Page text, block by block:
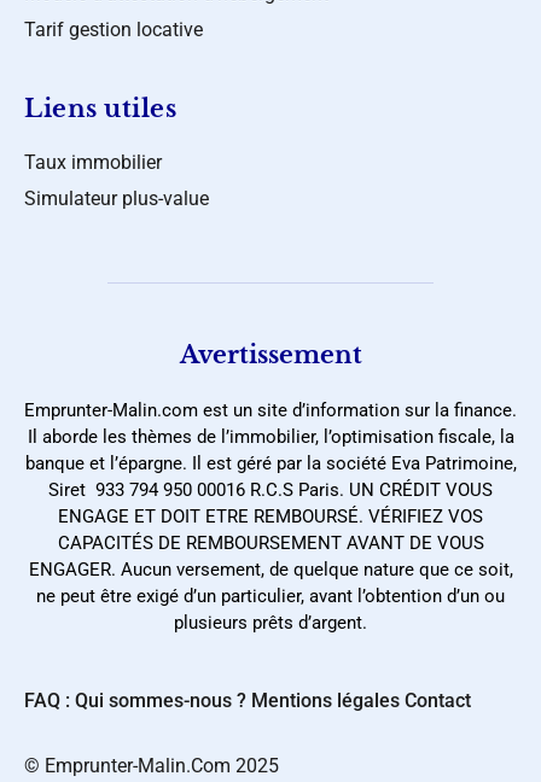
Tarif gestion locative
Liens utiles
Taux immobilier
Simulateur plus-value
Avertissement
Emprunter-Malin.com est un site d’information sur la finance.
Il aborde les thèmes de l’immobilier, l’optimisation fiscale, la
banque et l’épargne. Il est géré par la société Eva Patrimoine,
Siret 933 794 950 00016 R.C.S Paris. UN CRÉDIT VOUS
ENGAGE ET DOIT ETRE REMBOURSÉ. VÉRIFIEZ VOS
CAPACITÉS DE REMBOURSEMENT AVANT DE VOUS
ENGAGER. Aucun versement, de quelque nature que ce soit,
ne peut être exigé d’un particulier, avant l’obtention d’un ou
plusieurs prêts d’argent.
©️ Emprunter-Malin.Com 2025
FAQ : Qui sommes-nous ? Mentions légales Contact